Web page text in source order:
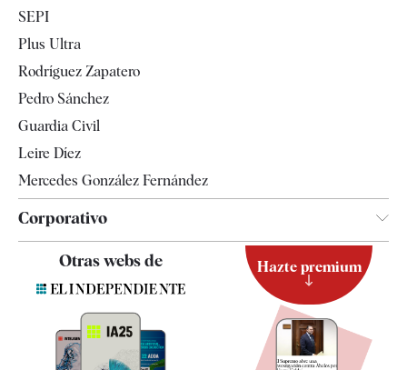
Televisión
SEPI
Plus Ultra
Rodríguez Zapatero
Pedro Sánchez
Guardia Civil
Leire Díez
Mercedes González Fernández
Corporativo
Contacto
Quiénes somos
Otras webs de Hazte premium